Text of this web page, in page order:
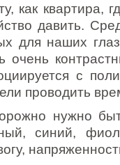
как квартира,
давить.
для наших
очень
с
проводить
нужно
синий,